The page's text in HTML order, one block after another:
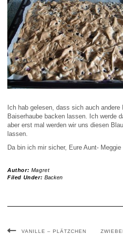
Ich hab gelesen, dass sich auch andere
Baiserhaube backen lassen. Ich werde
aber erst mal werden wir uns diesen
lassen.
Da bin ich mir sicher, Eure Aunt- Meggie
Author: Magret
Filed Under: Backen
VANILLE – PLÄTZCHEN